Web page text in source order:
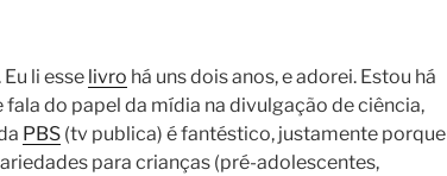
li esse livro há uns dois anos, e adorei. Estou há
do papel da mídia na divulgação de ciência,
PBS (tv publica) é fantéstico, justamente porque
para crianças (pré-adolescentes,